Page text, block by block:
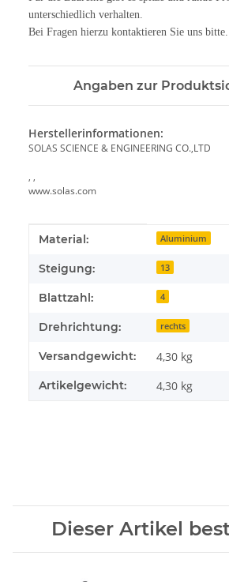
unterschiedlich verhalten.
Bei Fragen hierzu kontaktieren Sie uns bitte.
Angaben zur
Herstellerinformationen:
SOLAS SCIENCE & ENGINEERING CO.,LTD
, ,
www.solas.com
Produkteigenschaft
Wert
Material: Aluminium
Steigung: 13
Blattzahl: 4
Drehrichtung: rechts
Versandgewicht: 4,30 kg
Artikelgewicht: 4,30 kg
Dieser Artikel